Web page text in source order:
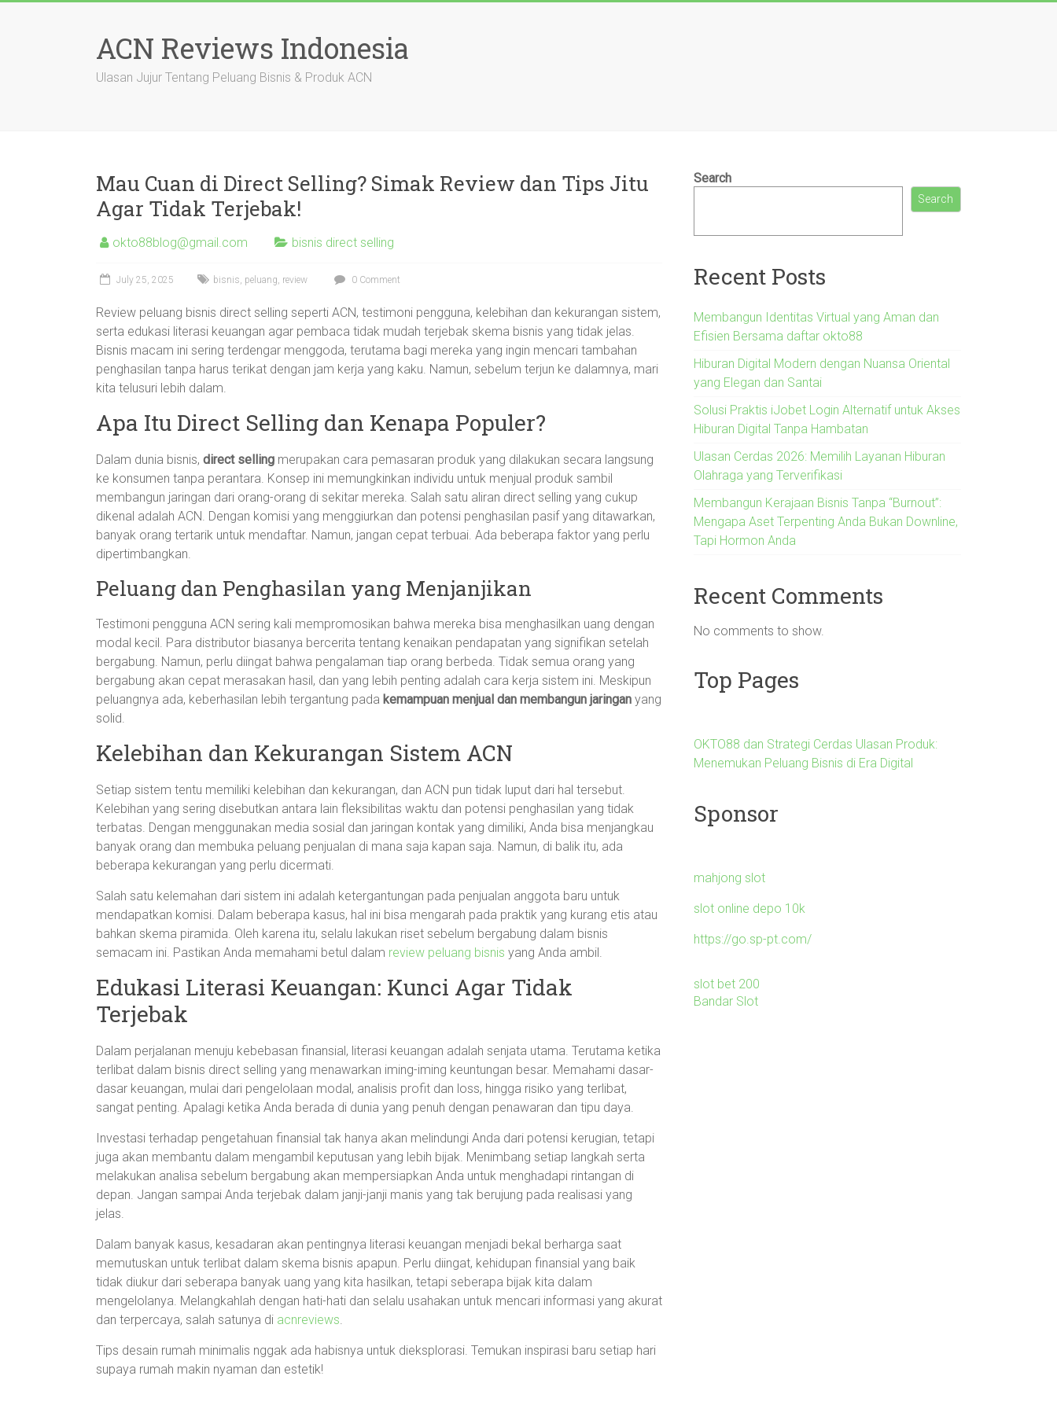
ACN Reviews Indonesia
Ulasan Jujur Tentang Peluang Bisnis & Produk ACN
Mau Cuan di Direct Selling? Simak Review dan Tips Jitu
Agar Tidak Terjebak!
okto88blog@gmail.com bisnis direct selling
July 25, 2025 bisnis, peluang, review 0 Comment
Review peluang bisnis direct selling seperti ACN, testimoni pengguna, kelebihan dan kekurangan sistem,
serta edukasi literasi keuangan agar pembaca tidak mudah terjebak skema bisnis yang tidak jelas.
Bisnis macam ini sering terdengar menggoda, terutama bagi mereka yang ingin mencari tambahan
penghasilan tanpa harus terikat dengan jam kerja yang kaku. Namun, sebelum terjun ke dalamnya, mari
kita telusuri lebih dalam.
Apa Itu Direct Selling dan Kenapa Populer?
Dalam dunia bisnis, direct selling merupakan cara pemasaran produk yang dilakukan secara langsung
ke konsumen tanpa perantara. Konsep ini memungkinkan individu untuk menjual produk sambil
membangun jaringan dari orang-orang di sekitar mereka. Salah satu aliran direct selling yang cukup
dikenal adalah ACN. Dengan komisi yang menggiurkan dan potensi penghasilan pasif yang ditawarkan,
banyak orang tertarik untuk mendaftar. Namun, jangan cepat terbuai. Ada beberapa faktor yang perlu
dipertimbangkan.
Peluang dan Penghasilan yang Menjanjikan
Testimoni pengguna ACN sering kali mempromosikan bahwa mereka bisa menghasilkan uang dengan
modal kecil. Para distributor biasanya bercerita tentang kenaikan pendapatan yang signifikan setelah
bergabung. Namun, perlu diingat bahwa pengalaman tiap orang berbeda. Tidak semua orang yang
bergabung akan cepat merasakan hasil, dan yang lebih penting adalah cara kerja sistem ini. Meskipun
peluangnya ada, keberhasilan lebih tergantung pada kemampuan menjual dan membangun jaringan yang
solid.
Kelebihan dan Kekurangan Sistem ACN
Setiap sistem tentu memiliki kelebihan dan kekurangan, dan ACN pun tidak luput dari hal tersebut.
Kelebihan yang sering disebutkan antara lain fleksibilitas waktu dan potensi penghasilan yang tidak
terbatas. Dengan menggunakan media sosial dan jaringan kontak yang dimiliki, Anda bisa menjangkau
banyak orang dan membuka peluang penjualan di mana saja kapan saja. Namun, di balik itu, ada
beberapa kekurangan yang perlu dicermati.
Salah satu kelemahan dari sistem ini adalah ketergantungan pada penjualan anggota baru untuk
mendapatkan komisi. Dalam beberapa kasus, hal ini bisa mengarah pada praktik yang kurang etis atau
bahkan skema piramida. Oleh karena itu, selalu lakukan riset sebelum bergabung dalam bisnis
semacam ini. Pastikan Anda memahami betul dalam review peluang bisnis yang Anda ambil.
Edukasi Literasi Keuangan: Kunci Agar Tidak
Terjebak
Dalam perjalanan menuju kebebasan finansial, literasi keuangan adalah senjata utama. Terutama ketika
terlibat dalam bisnis direct selling yang menawarkan iming-iming keuntungan besar. Memahami dasar-
dasar keuangan, mulai dari pengelolaan modal, analisis profit dan loss, hingga risiko yang terlibat,
sangat penting. Apalagi ketika Anda berada di dunia yang penuh dengan penawaran dan tipu daya.
Investasi terhadap pengetahuan finansial tak hanya akan melindungi Anda dari potensi kerugian, tetapi
juga akan membantu dalam mengambil keputusan yang lebih bijak. Menimbang setiap langkah serta
melakukan analisa sebelum bergabung akan mempersiapkan Anda untuk menghadapi rintangan di
depan. Jangan sampai Anda terjebak dalam janji-janji manis yang tak berujung pada realisasi yang
jelas.
Dalam banyak kasus, kesadaran akan pentingnya literasi keuangan menjadi bekal berharga saat
memutuskan untuk terlibat dalam skema bisnis apapun. Perlu diingat, kehidupan finansial yang baik
tidak diukur dari seberapa banyak uang yang kita hasilkan, tetapi seberapa bijak kita dalam
mengelolanya. Melangkahlah dengan hati-hati dan selalu usahakan untuk mencari informasi yang akurat
dan terpercaya, salah satunya di acnreviews.
Tips desain rumah minimalis nggak ada habisnya untuk dieksplorasi. Temukan inspirasi baru setiap hari
supaya rumah makin nyaman dan estetik!
Search
Search
Recent Posts
Membangun Identitas Virtual yang Aman dan
Efisien Bersama daftar okto88
Hiburan Digital Modern dengan Nuansa Oriental
yang Elegan dan Santai
Solusi Praktis iJobet Login Alternatif untuk Akses
Hiburan Digital Tanpa Hambatan
Ulasan Cerdas 2026: Memilih Layanan Hiburan
Olahraga yang Terverifikasi
Membangun Kerajaan Bisnis Tanpa “Burnout”:
Mengapa Aset Terpenting Anda Bukan Downline,
Tapi Hormon Anda
Recent Comments
No comments to show.
Top Pages
OKTO88 dan Strategi Cerdas Ulasan Produk:
Menemukan Peluang Bisnis di Era Digital
Sponsor
mahjong slot
slot online depo 10k
https://go.sp-pt.com/
slot bet 200
Bandar Slot